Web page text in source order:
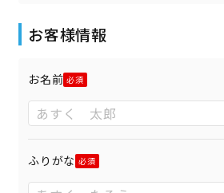
お客様情報
お名前
ふりがな